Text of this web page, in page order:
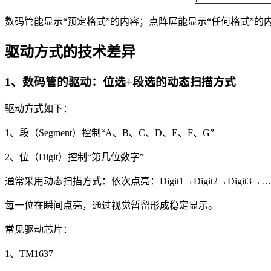
数码管能显示“预定格式”的内容；点阵屏能显示“任何格式”的
驱动方式的技术差异
1、数码管的驱动：位选+段选的动态扫描方式
驱动方式如下：
1、段（Segment）控制“A、B、C、D、E、F、G”
2、位（Digit）控制“第几位数字”
通常采用动态扫描方式：依次点亮：Digit1→Digit2→Digit3→…
每一位在瞬间点亮，通过视觉暂留形成稳定显示。
常见驱动芯片：
1、TM1637